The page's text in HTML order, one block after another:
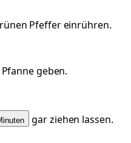
Pfeffer einrühren.
geben.
gar ziehen lassen.